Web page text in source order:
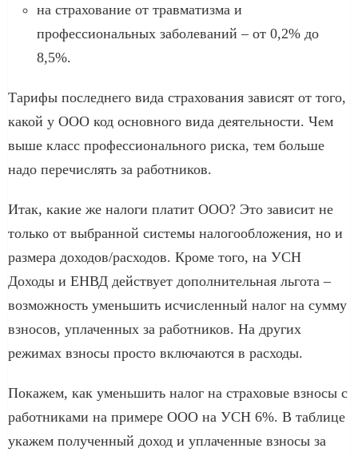
на страхование от травматизма и
профессиональных заболеваний – от 0,2% до
8,5%.
Тарифы последнего вида страхования зависят от того,
какой у ООО код основного вида деятельности. Чем
выше класс профессионального риска, тем больше
надо перечислять за работников.
Итак, какие же налоги платит ООО? Это зависит не
только от выбранной системы налогообложения, но и
размера доходов/расходов. Кроме того, на УСН
Доходы и ЕНВД действует дополнительная льгота –
возможность уменьшить исчисленный налог на сумму
взносов, уплаченных за работников. На других
режимах взносы просто включаются в расходы.
Покажем, как уменьшить налог на страховые взносы с
работниками на примере ООО на УСН 6%. В таблице
укажем полученный доход и уплаченные взносы за